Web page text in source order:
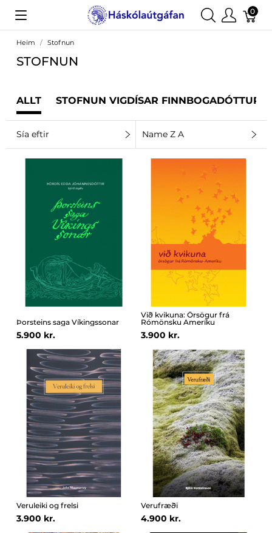
0
Heim Stofnun
STOFNUN
ALLT STOFNUN VIGDÍSAR FINNBOGADÓTTUR
Sía eftir Name Z A
Þorsteins saga Víkingssonar
5.900 kr.
Við kvikuna: Örsögur frá
Rómönsku Ameríku
3.900 kr.
Veruleiki og frelsi
3.900 kr.
Verufræði
4.900 kr.